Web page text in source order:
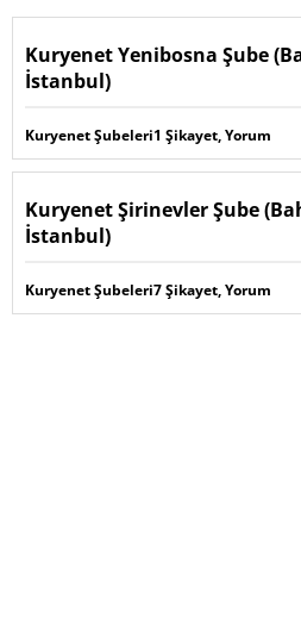
Kuryenet Yenibosna Şube
İstanbul)
Kuryenet Şubeleri1 Şikayet, Yorum
Kuryenet Şirinevler Şube
İstanbul)
Kuryenet Şubeleri7 Şikayet, Yorum